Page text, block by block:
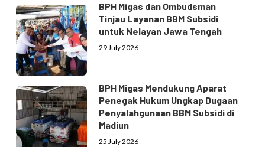
BPH Migas dan Ombudsman
Tinjau Layanan BBM Subsidi
untuk Nelayan Jawa Tengah
29 July 2026
BPH Migas Mendukung Aparat
Penegak Hukum Ungkap Dugaan
Penyalahgunaan BBM Subsidi di
Madiun
25 July 2026